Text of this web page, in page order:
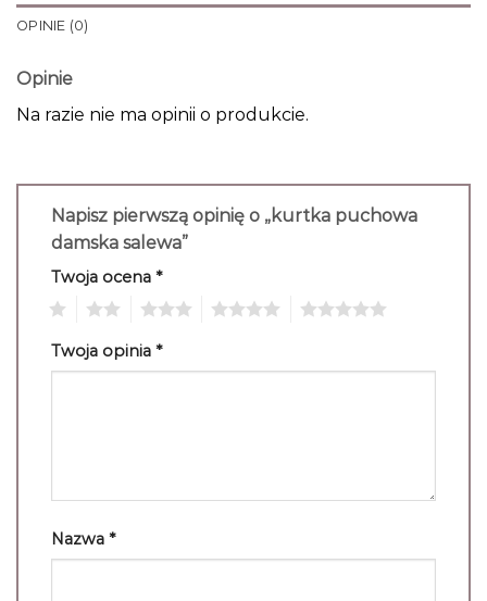
OPINIE (0)
Opinie
Na razie nie ma opinii o produkcie.
Napisz pierwszą opinię o „kurtka puchowa
damska salewa”
Twoja ocena *
Twoja opinia *
Nazwa *